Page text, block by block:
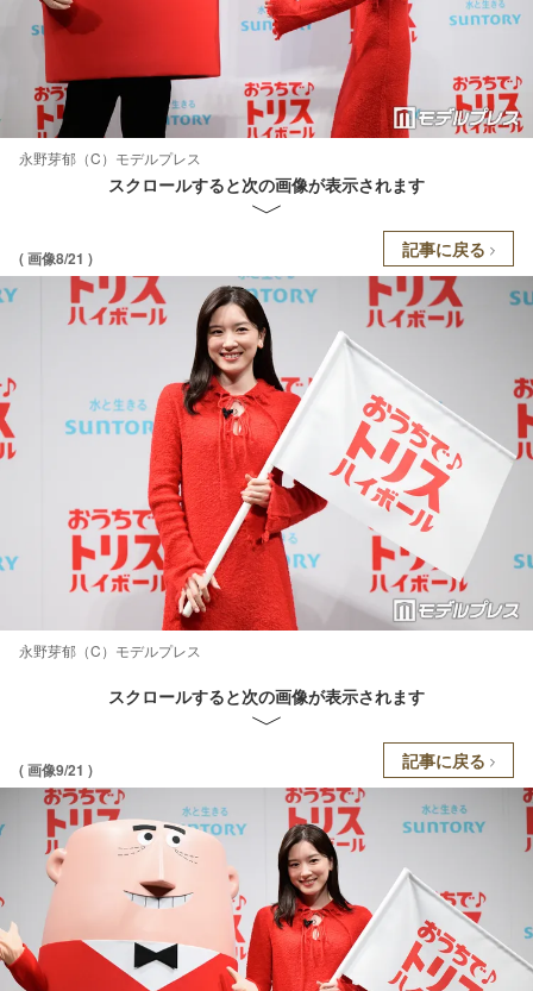
永野芽郁（C）モデルプレス
スクロールすると次の画像が表示されます
( 画像8/21 ) 記事に戻る
永野芽郁（C）モデルプレス
スクロールすると次の画像が表示されます
( 画像9/21 ) 記事に戻る